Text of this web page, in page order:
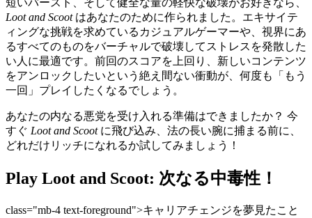
短いバースト、そして健全な量の軽快な破壊がお好きなら、
Loot and Scootはあなたのために作られました。エキサイテ
ィングな挑戦を求めているカジュアルゲーマーや、視界にあ
るすべてのものをバーチャルで破壊してストレスを発散した
い人に最適です。前回のスコアを上回り、新しいコンテンツ
をアンロックしたいという絶え間ない衝動が、何度も「もう
一回」プレイしたくなるでしょう。
あなたの内なる悪党を受け入れる準備はできましたか？ 今
すぐ Loot and Scootに飛び込み、法の長い腕に捕まる前に、
どれだけリッチになれるか試してみましょう！
Play Loot and Scoot: 次なる中毒性！
class="mb-4 text-foreground">キャリアチェンジを夢見たこと